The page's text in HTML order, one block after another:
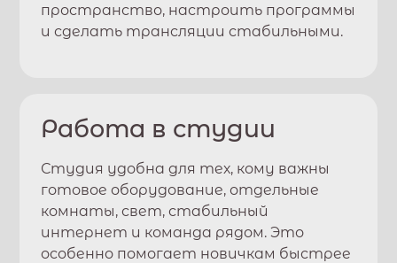
пространство, настроить программы
и сделать трансляции стабильными.
Работа в студии
Студия удобна для тех, кому важны
готовое оборудование, отдельные
комнаты, свет, стабильный
интернет и команда рядом. Это
особенно помогает новичкам быстрее